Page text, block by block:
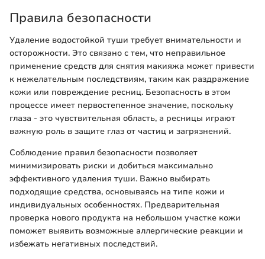
Правила безопасности
Удаление водостойкой туши требует внимательности и
осторожности. Это связано с тем, что неправильное
применение средств для снятия макияжа может привести
к нежелательным последствиям, таким как раздражение
кожи или повреждение ресниц. Безопасность в этом
процессе имеет первостепенное значение, поскольку
глаза - это чувствительная область, а ресницы играют
важную роль в защите глаз от частиц и загрязнений.
Соблюдение правил безопасности позволяет
минимизировать риски и добиться максимально
эффективного удаления туши. Важно выбирать
подходящие средства, основываясь на типе кожи и
индивидуальных особенностях. Предварительная
проверка нового продукта на небольшом участке кожи
поможет выявить возможные аллергические реакции и
избежать негативных последствий.